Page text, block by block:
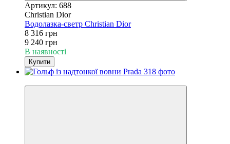
Артикул: 688
Christian Dior
Водолазка-светр Christian Dior
8 316 грн
9 240 грн
В наявності
Купити